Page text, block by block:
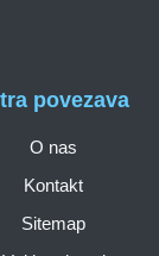
povezava
O nas
Kontakt
Sitemap